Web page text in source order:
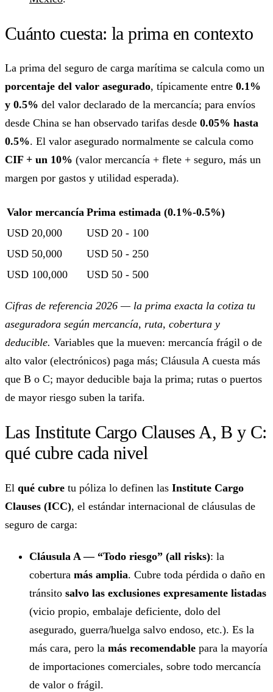
Cuánto cuesta: la prima en contexto
La prima del seguro de carga marítima se calcula como un
porcentaje del valor asegurado, típicamente entre 0.1%
y 0.5% del valor declarado de la mercancía; para envíos
desde China se han observado tarifas desde 0.05% hasta
0.5%. El valor asegurado normalmente se calcula como
CIF + un 10% (valor mercancía + flete + seguro, más un
margen por gastos y utilidad esperada).
Valor mercancía Prima estimada (0.1%-0.5%)
USD 20,000
USD 20 - 100
USD 50,000
USD 50 - 250
USD 100,000
USD 50 - 500
Cifras de referencia 2026 — la prima exacta la cotiza tu
aseguradora según mercancía, ruta, cobertura y
deducible. Variables que la mueven: mercancía frágil o de
alto valor (electrónicos) paga más; Cláusula A cuesta más
que B o C; mayor deducible baja la prima; rutas o puertos
de mayor riesgo suben la tarifa.
Las Institute Cargo Clauses A, B y C:
qué cubre cada nivel
El qué cubre tu póliza lo definen las Institute Cargo
Clauses (ICC), el estándar internacional de cláusulas de
seguro de carga:
Cláusula A — “Todo riesgo” (all risks): la
cobertura más amplia. Cubre toda pérdida o daño en
tránsito salvo las exclusiones expresamente listadas
(vicio propio, embalaje deficiente, dolo del
asegurado, guerra/huelga salvo endoso, etc.). Es la
más cara, pero la más recomendable para la mayoría
de importaciones comerciales, sobre todo mercancía
de valor o frágil.